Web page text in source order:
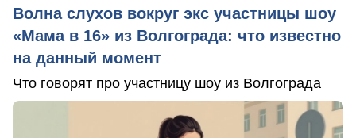
Волна слухов вокруг экс участницы шоу
«Мама в 16» из Волгограда: что известно
на данный момент
Что говорят про участницу шоу из Волгограда